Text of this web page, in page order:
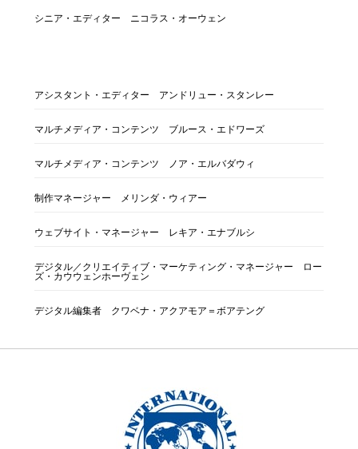
シニア・エディター ニコラス・オーウェン
アシスタント・エディター アンドリュー・スタンレー
マルチメディア・コンテンツ ブルース・エドワーズ
マルチメディア・コンテンツ ノア・エルバダウィ
制作マネージャー メリンダ・ウィアー
ウェブサイト・マネージャー レキア・エナブルシ
デジタル／クリエイティブ・マーケティング・マネージャー ロー
ズ・カウウェンホーヴェン
デジタル編集者 クワベナ・アクアモア＝ボアテング